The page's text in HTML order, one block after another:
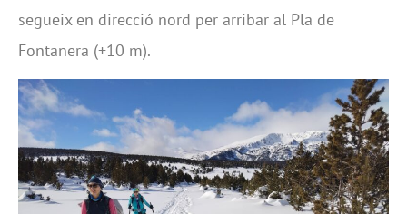
segueix en direcció nord per arribar al Pla de
Fontanera (+10 m).